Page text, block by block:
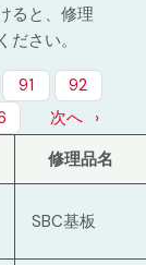
ると、修理
さい。
91
92
次へ
修理品名
SBC基板